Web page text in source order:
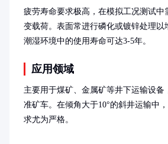
疲劳寿命要求极高，在模拟工况测试中
变载荷。表面常进行磷化或镀锌处理以
潮湿环境中的使用寿命可达3-5年。
应用领域
主要用于煤矿、金属矿等井下运输设备
准矿车。在倾角大于10°的斜井运输中
求尤为严格。